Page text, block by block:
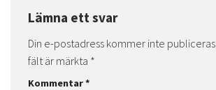
Lämna ett svar
Din e-postadress kommer inte publiceras.
fält är märkta *
Kommentar*